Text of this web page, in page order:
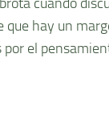
hay un
el